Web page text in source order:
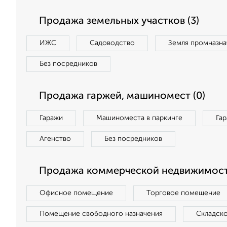
Продажа земельных участков (3)
ИЖС Садоводство Земля
Без посредников
Продажа гаржей, машиномест (0)
Гаражи Машиноместа в паркинге
Агенство Без посредников
Продажа коммерческой
Офисное помещение Торговое помещение
Помещение свободного назначения